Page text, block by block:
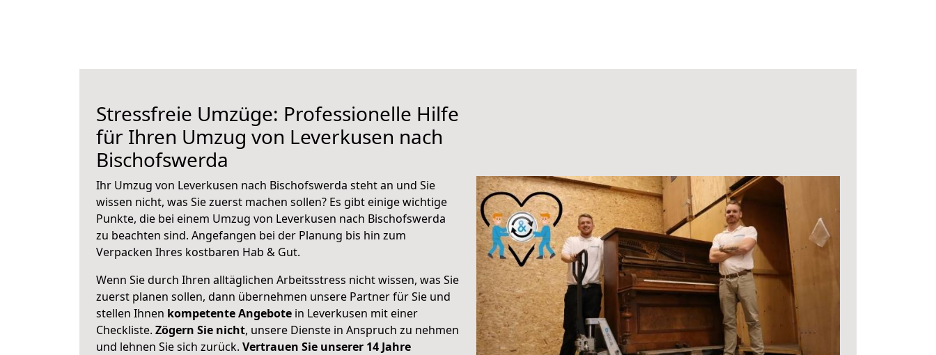
Stressfreie Umzüge: Professionelle Hilfe
für Ihren Umzug von Leverkusen nach
Bischofswerda
Ihr Umzug von Leverkusen nach Bischofswerda steht an und Sie
wissen nicht, was Sie zuerst machen sollen? Es gibt einige wichtige
Punkte, die bei einem Umzug von Leverkusen nach Bischofswerda
zu beachten sind. Angefangen bei der Planung bis hin zum
Verpacken Ihres kostbaren Hab & Gut.
Wenn Sie durch Ihren alltäglichen Arbeitsstress nicht wissen, was Sie
zuerst planen sollen, dann übernehmen unsere Partner für Sie und
stellen Ihnen kompetente Angebote in Leverkusen mit einer
Checkliste. Zögern Sie nicht, unsere Dienste in Anspruch zu nehmen
und lehnen Sie sich zurück. Vertrauen Sie unserer 14 Jahre